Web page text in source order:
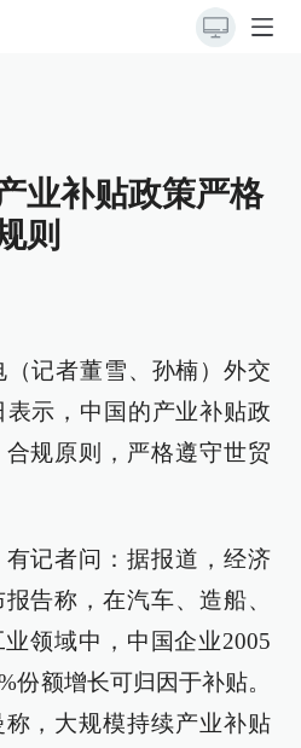
业补贴政策严格
则
记者董雪、孙楠）外交
示，中国的产业补贴政
规原则，严格遵守世贸
记者问：据报道，经济
告称，在汽车、造船、
领域中，中国企业2005
份额增长可归因于补贴。
，大规模持续产业补贴